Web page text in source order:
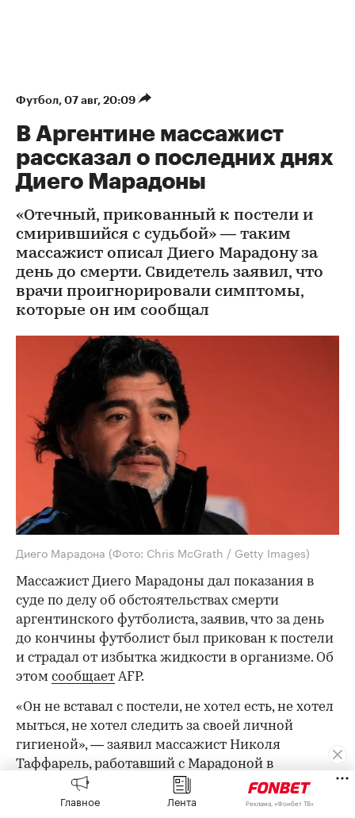
Футбол 07 авг, 20:09
В Аргентине массажист
рассказал о последних днях
Диего Марадоны
«Отечный, прикованный к постели и
смирившийся с судьбой» — таким
массажист описал Диего Марадону за
день до смерти. Свидетель заявил, что
врачи проигнорировали симптомы,
которые он им сообщал
Диего Марадона (Фото: Chris McGrath / Getty Images)
Массажист Диего Марадоны дал показания в
суде по делу об обстоятельствах смерти
аргентинского футболиста, заявив, что за день
до кончины футболист был прикован к постели
и страдал от избытка жидкости в организме. Об
этом сообщает AFP.
«Он не вставал с постели, не хотел есть, не хотел
мыться, не хотел следить за своей личной
гигиеной», — заявил массажист Николя
Таффарель, работавший с Марадоной в
последние дни его жизни, на процессе в
Аргентине 6 августа.
Главное Лента Реклама, «Фонбет ТВ»